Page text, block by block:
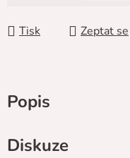
Tisk Zeptat se
Popis
Diskuze